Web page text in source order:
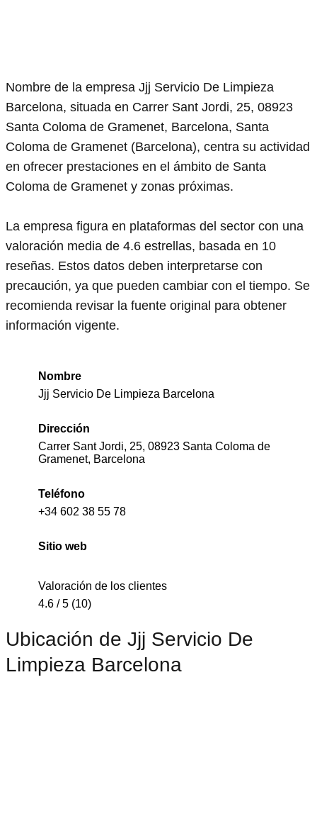
Nombre de la empresa Jjj Servicio De Limpieza
Barcelona, situada en Carrer Sant Jordi, 25, 08923
Santa Coloma de Gramenet, Barcelona, Santa
Coloma de Gramenet (Barcelona), centra su actividad
en ofrecer prestaciones en el ámbito de Santa
Coloma de Gramenet y zonas próximas.
La empresa figura en plataformas del sector con una
valoración media de 4.6 estrellas, basada en 10
reseñas. Estos datos deben interpretarse con
precaución, ya que pueden cambiar con el tiempo. Se
recomienda revisar la fuente original para obtener
información vigente.
Nombre
Jjj Servicio De Limpieza Barcelona
Dirección
Carrer Sant Jordi, 25, 08923 Santa Coloma de
Gramenet, Barcelona
Teléfono
+34 602 38 55 78
Sitio web
Valoración de los clientes
4.6 / 5 (10)
Ubicación de Jjj Servicio De
Limpieza Barcelona